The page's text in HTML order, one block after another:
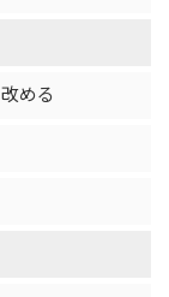
める